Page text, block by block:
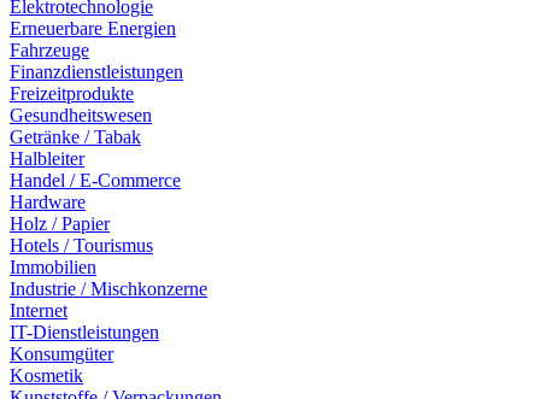
Elektrotechnologie
Erneuerbare Energien
Fahrzeuge
Finanzdienstleistungen
Freizeitprodukte
Gesundheitswesen
Getränke / Tabak
Halbleiter
Handel / E-Commerce
Hardware
Holz / Papier
Hotels / Tourismus
Immobilien
Industrie / Mischkonzerne
Internet
IT-Dienstleistungen
Konsumgüter
Kosmetik